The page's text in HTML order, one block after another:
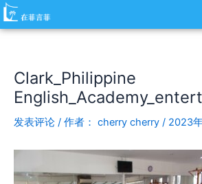
跳
至
Clark_Philippine
发表评论 / 作者： cherry cherry / 2023
Post
navigation